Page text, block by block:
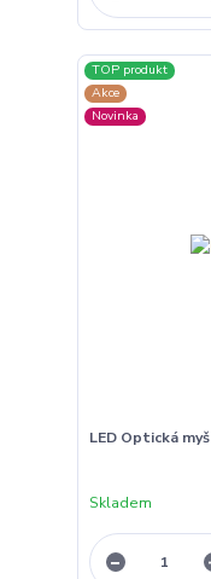
TOP produkt
Akce
Novinka
LED Optická myš
Skladem